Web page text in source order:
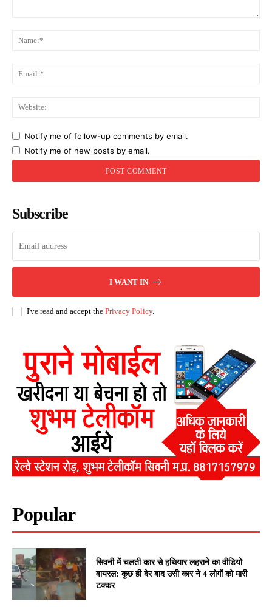
Notify me of follow-up comments by email.
Notify me of new posts by email.
Subscribe
I WANT IN
I've read and accept the Privacy Policy.
Popular
सिवनी में चलती कार से हथियार लहराने का वीडियो
वायरल: कुछ ही देर बाद उसी कार ने 4 लोगों को मारी
टक्कर